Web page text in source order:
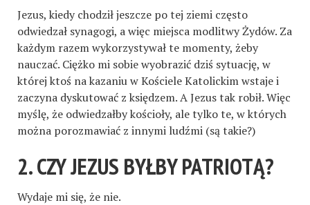
Jezus, kiedy chodził jeszcze po tej ziemi często
odwiedzał synagogi, a więc miejsca modlitwy Żydów. Za
każdym razem wykorzystywał te momenty, żeby
nauczać. Ciężko mi sobie wyobrazić dziś sytuację, w
której ktoś na kazaniu w Kościele Katolickim wstaje i
zaczyna dyskutować z księdzem. A Jezus tak robił. Więc
myślę, że odwiedzałby kościoły, ale tylko te, w których
można porozmawiać z innymi ludźmi (są takie?)
2. CZY JEZUS BYŁBY PATRIOTĄ?
Wydaje mi się, że nie.